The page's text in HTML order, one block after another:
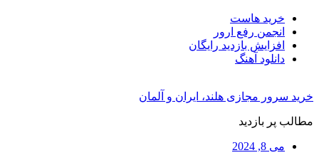
خرید هاست
انجمن رفع ارور
افزایش بازدید رایگان
دانلود آهنگ
خرید سرور مجازی هلند، ایران و آلمان
مطالب پر بازدید
می 8, 2024